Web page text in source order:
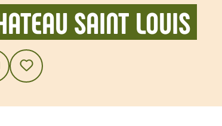
SAINT LOUIS
AJOUTER AUX FAVORIS